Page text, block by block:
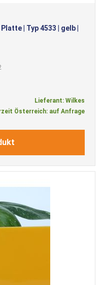
| Typ 4533 | gelb |
Lieferant: Wilkes
Österreich: auf Anfrage